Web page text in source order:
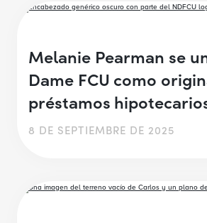
Melanie Pearman se
Dame FCU como
préstamos
8 DE SEPTIEMBRE DE 2025